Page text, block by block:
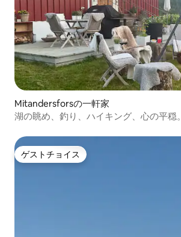
Mitandersforsの一軒家
湖の眺め、釣り、ハイキング、心の平穏。
ゲストチョイス
ゲストチョイス